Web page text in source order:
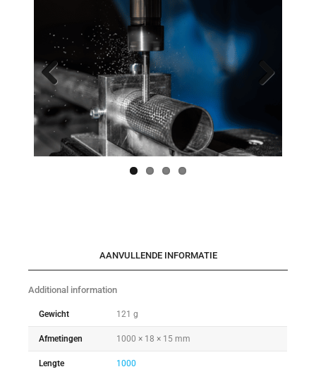
Previo
us
AANVULLENDE INFORMATIE
Additional information
Gewicht 121 g
Afmetingen 1000 × 18 × 15 mm
Lengte 1000